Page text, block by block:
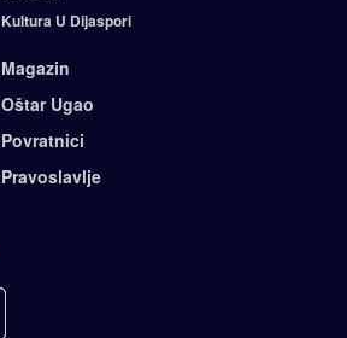
Kultura U Dijaspori
Magazin
Oštar Ugao
Povratnici
Pravoslavlje